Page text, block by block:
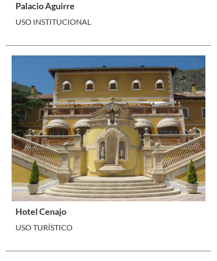
Palacio Aguirre
USO INSTITUCIONAL
Hotel Cenajo
USO TURÍSTICO